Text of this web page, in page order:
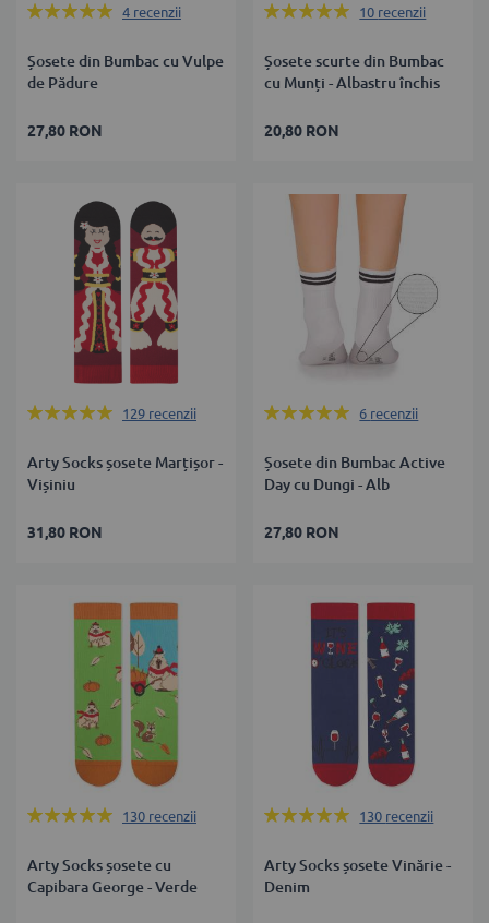
Rating:
4 recenzii
Șosete din Bumbac cu Vulpe
de Pădure
27,80 RON
Rating:
10 recenzii
Șosete scurte din Bumbac
cu Munți - Albastru închis
20,80 RON
Rating:
129 recenzii
Arty Socks șosete Marțișor -
Vișiniu
31,80 RON
Rating:
6 recenzii
Șosete din Bumbac Active
Day cu Dungi - Alb
27,80 RON
Rating:
130 recenzii
Arty Socks șosete cu
Capibara George - Verde
Rating:
130 recenzii
Arty Socks șosete Vinărie -
Denim